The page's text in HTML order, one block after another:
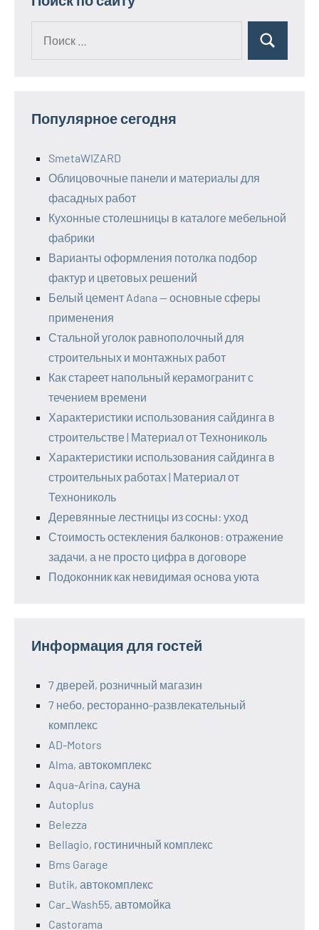
Поиск
Популярное сегодня
SmetaWIZARD
Облицовочные панели и материалы для
фасадных работ
Кухонные столешницы в каталоге мебельной
фабрики
Варианты оформления потолка подбор
фактур и цветовых решений
Белый цемент Adana — основные сферы
применения
Стальной уголок равнополочный для
строительных и монтажных работ
Как стареет напольный керамогранит с
течением времени
Характеристики использования сайдинга в
строительстве | Материал от Технониколь
Характеристики использования сайдинга в
строительных работах | Материал от
Технониколь
Деревянные лестницы из сосны: уход
Стоимость остекления балконов: отражение
задачи, а не просто цифра в договоре
Подоконник как невидимая основа уюта
Информация для гостей
7 дверей, розничный магазин
7 небо, ресторанно-развлекательный
комплекс
AD-Motors
Alma, автокомплекс
Aqua-Arina, сауна
Autoplus
Belezza
Bellagio, гостиничный комплекс
Bms Garage
Butik, автокомплекс
Car_Wash55, автомойка
Castorama